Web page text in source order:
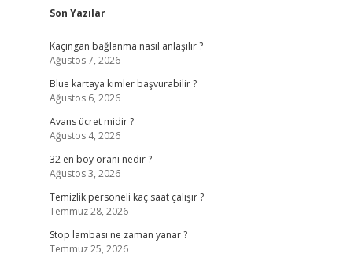
Sidebar
Son Yazılar
Kaçıngan bağlanma nasıl anlaşılır ?
Ağustos 7, 2026
Blue kartaya kimler başvurabilir ?
Ağustos 6, 2026
Avans ücret midir ?
Ağustos 4, 2026
32 en boy oranı nedir ?
Ağustos 3, 2026
Temizlik personeli kaç saat çalışır ?
Temmuz 28, 2026
Stop lambası ne zaman yanar ?
Temmuz 25, 2026